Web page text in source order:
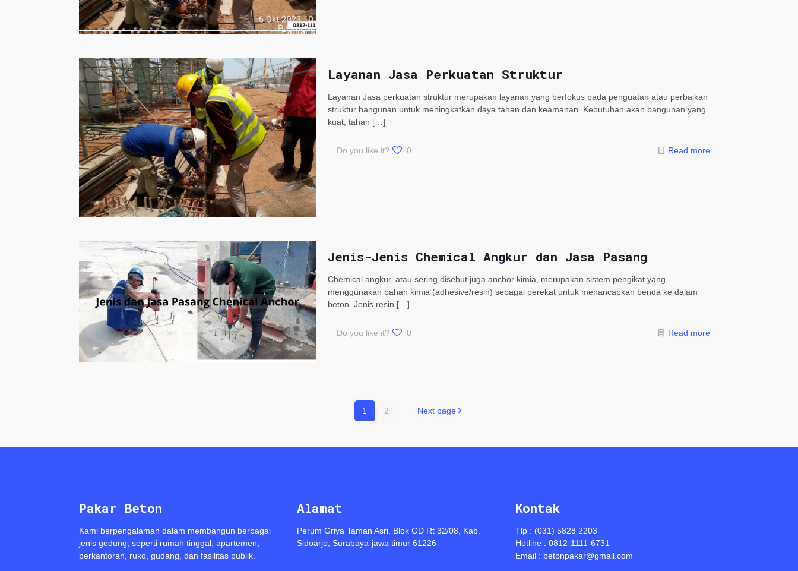
Layanan Jasa Perkuatan Struktur
Layanan Jasa perkuatan struktur merupakan layanan yang berfokus pada penguatan atau perbaikan
struktur bangunan untuk meningkatkan daya tahan dan keamanan. Kebutuhan akan bangunan yang
kuat, tahan […]
Do you like it? 0 Read more
Jenis-Jenis Chemical Angkur dan Jasa Pasang
Chemical angkur, atau sering disebut juga anchor kimia, merupakan sistem pengikat yang
menggunakan bahan kimia (adhesive/resin) sebagai perekat untuk menancapkan benda ke dalam
beton. Jenis resin […]
Do you like it? 0 Read more
1 2 Next page
Pakar Beton
Kami berpengalaman dalam membangun berbagai
jenis gedung, seperti rumah tinggal, apartemen,
perkantoran, ruko, gudang, dan fasilitas publik.
Alamat
Perum Griya Taman Asri, Blok GD Rt 32/08, Kab.
Sidoarjo, Surabaya-jawa timur 61226
Kontak
Tlp : (031) 5828 2203
Hotline : 0812-1111-6731
Email : betonpakar@gmail.com